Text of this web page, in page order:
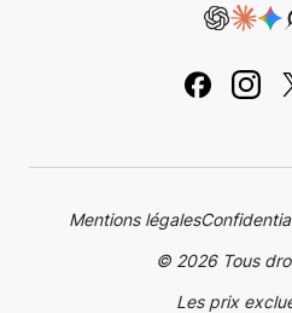
Plugins pour WordPress
Mentions légales
© 2026 Tous
Les prix